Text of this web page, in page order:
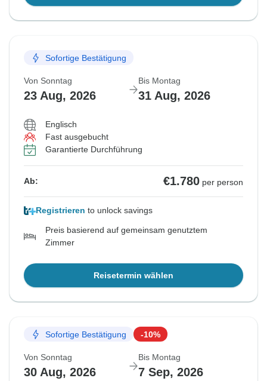
Sofortige Bestätigung
Von Sonntag
23 Aug, 2026
Bis Montag
31 Aug, 2026
Englisch
Fast ausgebucht
Garantierte Durchführung
Ab: €1.780 per person
Registrieren to unlock savings
Preis basierend auf gemeinsam genutztem
Zimmer
Reisetermin wählen
Sofortige Bestätigung -10%
Von Sonntag
30 Aug, 2026
Bis Montag
7 Sep, 2026